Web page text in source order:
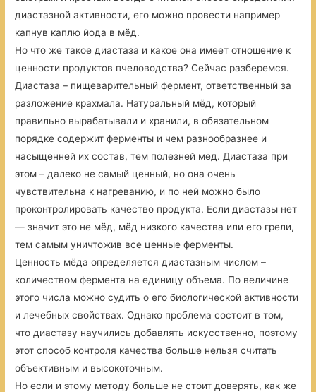
диастазной активности, его можно провести например
капнув каплю йода в мёд.
Но что же такое диастаза и какое она имеет отношение к
ценности продуктов пчеловодства? Сейчас разберемся.
Диастаза – пищеварительный фермент, ответственный за
разложение крахмала. Натуральный мёд, который
правильно вырабатывали и хранили, в обязательном
порядке содержит ферменты и чем разнообразнее и
насыщенней их состав, тем полезней мёд. Диастаза при
этом – далеко не самый ценный, но она очень
чувствительна к нагреванию, и по ней можно было
проконтролировать качество продукта. Если диастазы нет
— значит это не мёд, мёд низкого качества или его грели,
тем самым уничтожив все ценные ферменты.
Ценность мёда определяется диастазным числом –
количеством фермента на единицу объема. По величине
этого числа можно судить о его биологической активности
и лечебных свойствах. Однако проблема состоит в том,
что диастазу научились добавлять искусственно, поэтому
этот способ контроля качества больше нельзя считать
объективным и высокоточным.
Но если и этому методу больше не стоит доверять, как же